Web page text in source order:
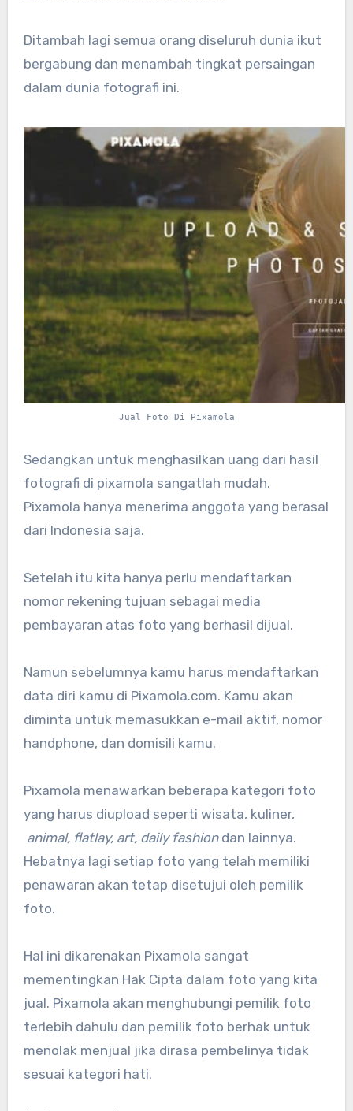
Ditambah lagi semua orang diseluruh dunia ikut
bergabung dan menambah tingkat persaingan
dalam dunia fotografi ini.
Jual Foto Di Pixamola
Sedangkan untuk menghasilkan uang dari hasil
fotografi di pixamola sangatlah mudah.
Pixamola hanya menerima anggota yang berasal
dari Indonesia saja.
Setelah itu kita hanya perlu mendaftarkan
nomor rekening tujuan sebagai media
pembayaran atas foto yang berhasil dijual.
Namun sebelumnya kamu harus mendaftarkan
data diri kamu di Pixamola.com. Kamu akan
diminta untuk memasukkan e-mail aktif, nomor
handphone, dan domisili kamu.
Pixamola menawarkan beberapa kategori foto
yang harus diupload seperti wisata, kuliner,
animal, flatlay, art, daily fashiondan lainnya.
Hebatnya lagi setiap foto yang telah memiliki
penawaran akan tetap disetujui oleh pemilik
foto.
Hal ini dikarenakan Pixamola sangat
mementingkan Hak Cipta dalam foto yang kita
jual. Pixamola akan menghubungi pemilik foto
terlebih dahulu dan pemilik foto berhak untuk
menolak menjual jika dirasa pembelinya tidak
sesuai kategori hati.